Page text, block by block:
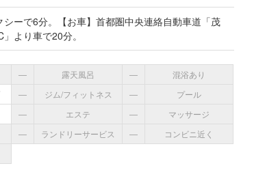
シーで6分。【お車】首都圏中央連絡自動車道「茂
より車で20分。
― 露天風呂 ―
混浴あり
― ジム/フィットネス ―
プール
― エステ ―
マッサージ
― ランドリーサービス ―
コンビニ近く